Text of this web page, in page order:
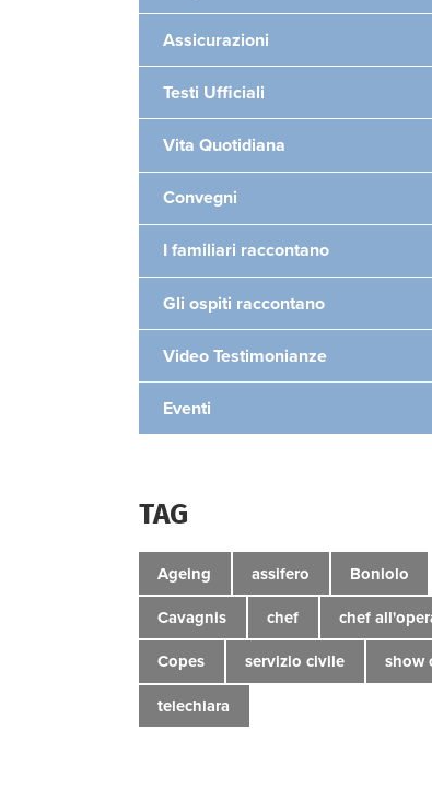
Assicurazioni
Testi Ufficiali
Vita Quotidiana
Convegni
I familiari raccontano
Gli ospiti raccontano
Video Testimonianze
Eventi
TAG
Ageing assifero Boniolo
Cavagnis chef chef
Copes servizio civile show
telechiara